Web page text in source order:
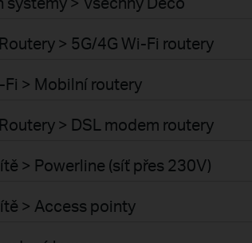
> 5G/4G Wi-Fi routery
> Mobilní routery
> DSL modem routery
> Powerline (síť přes 230V)
> Access pointy